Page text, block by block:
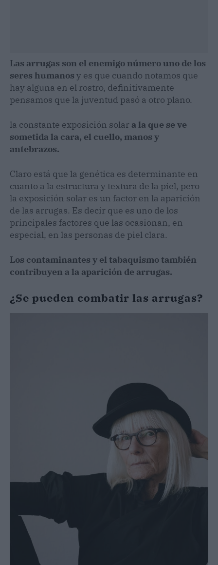
Las arrugas son el enemigo número uno de los
seres humanos y es que cuando notamos que
hay alguna en el rostro, definitivamente
pensamos que la juventud pasó a otro plano.
la constante exposición solar a la que se ve
sometida la cara, el cuello, manos y
antebrazos.
Claro está que la genética es determinante en
cuanto a la estructura y textura de la piel, pero
la exposición solar es un factor en la aparición
de las arrugas. Es decir que es uno de los
principales factores que las ocasionan, en
especial, en las personas de piel clara.
Los contaminantes y el tabaquismo también
contribuyen a la aparición de arrugas.
¿Se pueden combatir las arrugas?